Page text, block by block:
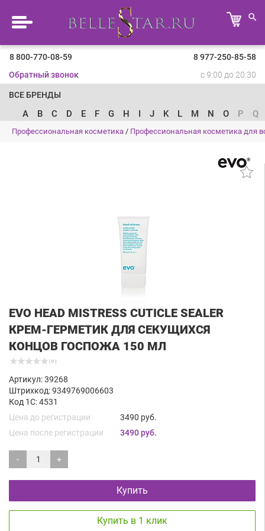
8 800-770-08-59
8 977-250-85-58
Обратный звонок
с 9:00 до 20:30
ВСЕ БРЕНДЫ
A B C D E F G H I J K L M N O P Q
Профессиональная косметика / Профессиональная косметика для
EVO HEAD MISTRESS CUTICLE SEALER
КРЕМ-ГЕРМЕТИК ДЛЯ СЕКУЩИХСЯ
КОНЦОВ ГОСПОЖА 150 МЛ
( 0 )
Артикул: 39268
Штрихкод: 9349769006603
Код 1С: 4531
Цена до регистрации
3490 руб.
Цена после регистрации
3490 руб.
- +
Купить
Купить в 1 клик